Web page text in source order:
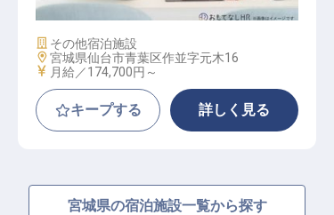
施設業態
その他宿泊施設
勤務地
宮城県仙台市青葉区作並字元木16
給与
月給／174,700円～
キープする 詳しく見る
宮城県の宿泊施設一覧から探す